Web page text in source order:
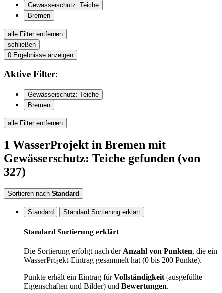
Gewässerschutz: Teiche
Bremen
alle Filter entfernen
schließen
0 Ergebnisse anzeigen
Aktive Filter:
Gewässerschutz: Teiche
Bremen
alle Filter entfernen
1 WasserProjekt in Bremen mit
Gewässerschutz: Teiche gefunden (von
327)
Sortieren nach Standard
Standard Standard Sortierung erklärt
Standard Sortierung erklärt
Die Sortierung erfolgt nach derAnzahl von Punkten, die ein
WasserProjekt-Eintrag gesammelt hat (0 bis 200 Punkte).
Punkte erhält ein Eintrag fürVollständigkeit(ausgefüllte
Eigenschaften und Bilder) und Bewertungen.